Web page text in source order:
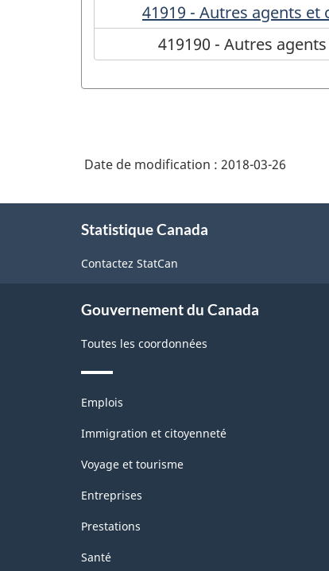
41919 - Autres agents
419190 - Autres
Date de modification : 2018-03-26
Statistique Canada
Contactez StatCan
Gouvernement du Canada
Toutes les coordonnées
Thèmes
sujets
Emplois
Immigration et citoyenneté
Voyage et tourisme
Entreprises
Prestations
Santé